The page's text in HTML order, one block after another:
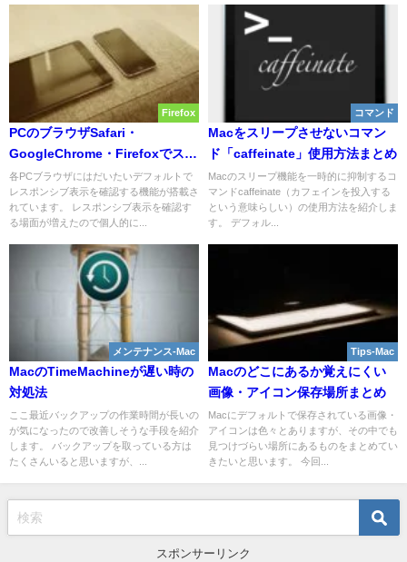
Firefox
PCのブラウザSafari・
GoogleChrome・Firefoxでスマ
ートフォン（レスポンシブ）表
示を確認する方法
各PCブラウザにはだいたいデフォルトで
レスポンシブ表示を確認する機能が搭載さ
れています。 レスポンシブ表示を確認す
る場面が増えたので個人的に...
コマンド
Macをスリープさせないコマン
ド「caffeinate」使用方法まとめ
Macのスリープ機能を一時的に抑制するコ
マンドcaffeinate（カフェインを投入する
という意味らしい）の使用方法を紹介しま
す。 デフォル...
メンテナンス-Mac
MacのTimeMachineが遅い時の
対処法
ここ最近バックアップの作業時間が長いの
が気になったので改善しそうな手段を紹介
します。 バックアップを取っている方は
たくさんいると思いますが、...
Tips-Mac
Macのどこにあるか覚えにくい
画像・アイコン保存場所まとめ
Macにデフォルトで保存されている画像・
アイコンは色々とありますが、その中でも
見つけづらい場所にあるものをまとめてい
きたいと思います。 今回...
スポンサーリンク